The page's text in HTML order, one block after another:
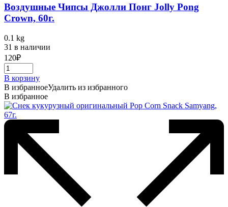
Воздушные Чипсы Джолли Понг Jolly Pong
Crown, 60г.
0.1 kg
31 в наличии
120₽
В корзину
В избранноеУдалить из избранного
В избранное